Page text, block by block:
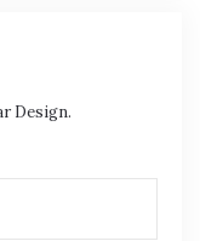
Design.